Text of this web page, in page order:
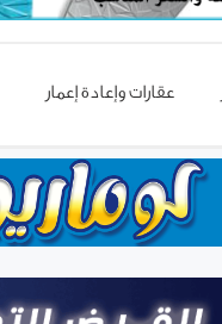
عقارات وإعادة إعمار